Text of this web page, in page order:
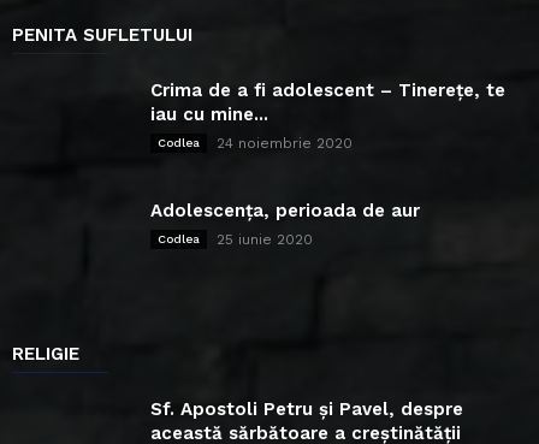
PENITA SUFLETULUI
Crima de a fi adolescent – Tinerețe, te
iau cu mine...
Codlea 24 noiembrie 2020
Adolescența, perioada de aur
Codlea 25 iunie 2020
RELIGIE
Sf. Apostoli Petru și Pavel, despre
această sărbătoare a creștinătății